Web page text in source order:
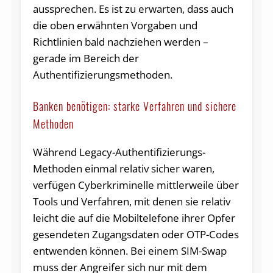
aussprechen. Es ist zu erwarten, dass auch
die oben erwähnten Vorgaben und
Richtlinien bald nachziehen werden –
gerade im Bereich der
Authentifizierungsmethoden.
Banken benötigen: starke Verfahren und sichere
Methoden
Während Legacy-Authentifizierungs-
Methoden einmal relativ sicher waren,
verfügen Cyberkriminelle mittlerweile über
Tools und Verfahren, mit denen sie relativ
leicht die auf die Mobiltelefone ihrer Opfer
gesendeten Zugangsdaten oder OTP-Codes
entwenden können. Bei einem SIM-Swap
muss der Angreifer sich nur mit dem